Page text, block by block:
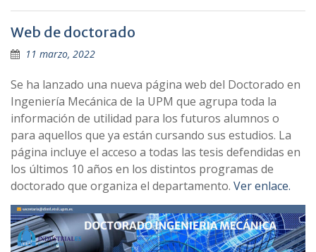
Web de doctorado
11 marzo, 2022
Se ha lanzado una nueva página web del Doctorado en
Ingeniería Mecánica de la UPM que agrupa toda la
información de utilidad para los futuros alumnos o
para aquellos que ya están cursando sus estudios. La
página incluye el acceso a todas las tesis defendidas en
los últimos 10 años en los distintos programas de
doctorado que organiza el departamento. Ver enlace.